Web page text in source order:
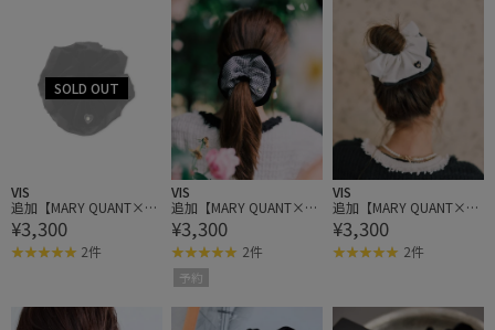
VIS
追加【MARY QUANT×VI
S】ベロアボリュームシ
ュシュ
¥3,300
2件
VIS
追加【MARY QUANT×VI
S】ベロアボリュームシ
ュシュ
¥3,300
2件
予約
VIS
追加【MARY QUANT×VI
S】ベロアボリュームシ
ュシュ
¥3,300
2件